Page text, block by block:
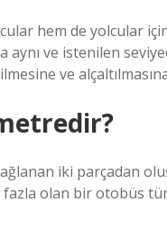
hem de yolcular
ve istenilen
ve
iki parçadan
olan bir otobüs